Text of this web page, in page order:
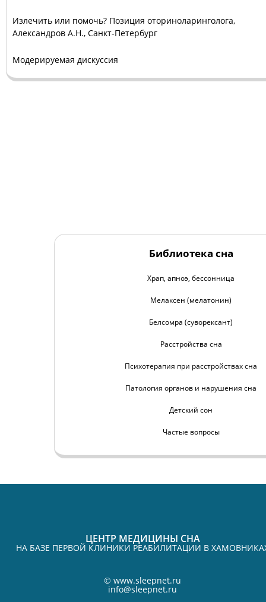
Излечить или помочь? Позиция оториноларинголога,
Александров А.Н., Санкт-Петербург
Модерируемая дискуссия
Библиотека сна
Храп, апноэ, бессонница
Мелаксен (мелатонин)
Белсомра (суворексант)
Расстройства сна
Психотерапия при расстройствах сна
Патология органов и нарушения сна
Детский сон
Частые вопросы
ЦЕНТР МЕДИЦИНЫ СНА
НА БАЗЕ ПЕРВОЙ КЛИНИКИ РЕАБИЛИТАЦИИ В
© www.sleepnet.ru
info@sleepnet.ru